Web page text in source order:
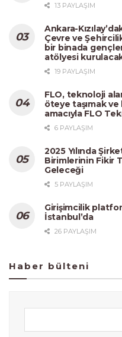
13 PAYLAŞIM
Ankara-
Çevre ve
bir binada
atölyesi
19 PAYLAŞIM
FLO, teknoloji
öteye taşımak
amacıyla FLO
6 PAYLAŞIM
2025 Yılında
Birimlerinin Fikir
Geleceği
5 PAYLAŞIM
Girişimcilik
İstanbul’da
26 PAYLAŞIM
Haber bülteni